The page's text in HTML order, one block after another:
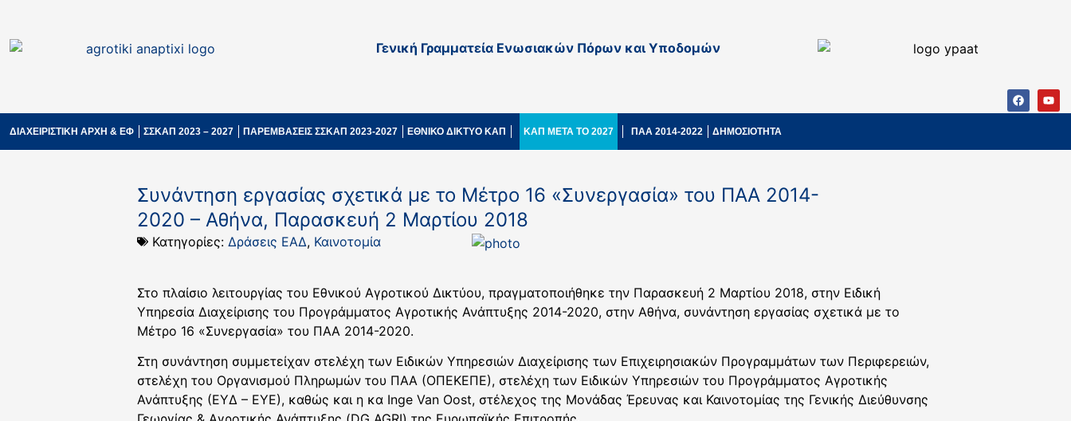
Γενική Γραμματεία Ενωσιακών Πόρων και Υποδομών
ΔΙΑΧΕΙΡΙΣΤΙΚΗ ΑΡΧΗ & ΕΦ ΣΣΚΑΠ 2023 – 2027 ΠΑΡΕΜΒΑΣΕΙΣ ΣΣΚΑΠ 2023-2027 ΕΘΝΙΚΟ ΔΙΚΤΥΟ ΚΑΠ ΚΑΠ ΜΕΤΑ ΤΟ 2027 ΠΑΑ 2014-2022 ΔΗΜΟΣΙΟΤΗΤΑ
Συνάντηση εργασίας σχετικά με το Μέτρο 16 «Συνεργασία» του ΠΑΑ 2014-
2020 – Αθήνα, Παρασκευή 2 Μαρτίου 2018
Κατηγορίες: Δράσεις ΕΑΔ, Καινοτομία
Στο πλαίσιο λειτουργίας του Εθνικού Αγροτικού Δικτύου, πραγματοποιήθηκε την Παρασκευή 2 Μαρτίου 2018, στην Ειδική
Υπηρεσία Διαχείρισης του Προγράμματος Αγροτικής Ανάπτυξης 2014-2020, στην Αθήνα, συνάντηση εργασίας σχετικά με το
Μέτρο 16 «Συνεργασία» του ΠΑΑ 2014-2020.
Στη συνάντηση συμμετείχαν στελέχη των Ειδικών Υπηρεσιών Διαχείρισης των Επιχειρησιακών Προγραμμάτων των Περιφερειών,
στελέχη του Οργανισμού Πληρωμών του ΠΑΑ (ΟΠΕΚΕΠΕ), στελέχη των Ειδικών Υπηρεσιών του Προγράμματος Αγροτικής
Ανάπτυξης (ΕΥΔ – ΕΥΕ), καθώς και η κα Inge Van Oost, στέλεχος της Μονάδας Έρευνας και Καινοτομίας της Γενικής Διεύθυνσης